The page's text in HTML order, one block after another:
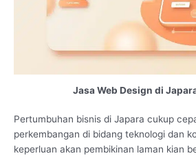
Jasa Web Design di
Pertumbuhan bisnis di Japara cukup
perkembangan di bidang teknologi dan
keperluan akan pembikinan laman kian